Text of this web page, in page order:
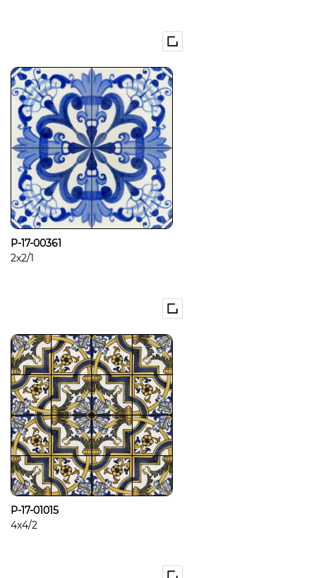
P-17-00361
2x2/1
P-17-01015
4x4/2